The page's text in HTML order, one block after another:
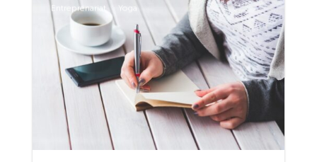
Entreprenariat Yoga